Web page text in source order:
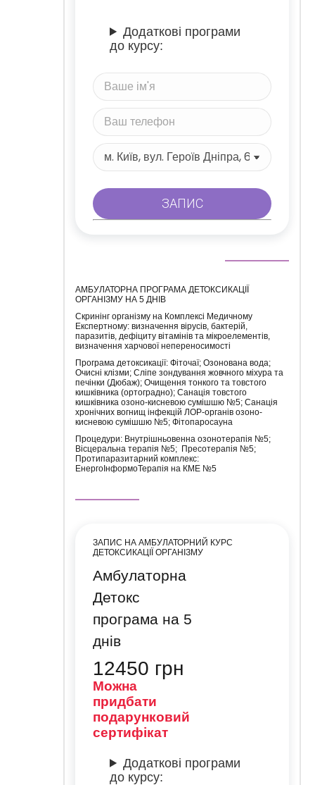
Додаткові програми
до курсу:
АМБУЛАТОРНА ПРОГРАМА ДЕТОКСИКАЦІЇ
ОРГАНІЗМУ НА 5 ДНІВ
Скринінг організму на Комплексі Медичному
Експертному: визначення вірусів, бактерій,
паразитів, дефіциту вітамінів та мікроелементів,
визначення харчової непереносимості
Програма детоксикації: Фіточаї; Озонована вода;
Очисні клізми; Сліпе зондування жовчного міхура та
печінки (Дюбаж); Очищення тонкого та товстого
кишківника (ортоградно); Санація товстого
кишківника озоно-кисневою сумішшю №5; Санація
хронічних вогнищ інфекцій ЛОР-органів озоно-
кисневою сумішшю №5; Фітопаросауна
Процедури: Внутрішньовенна озонотерапія №5;
Вісцеральна терапія №5; Пресотерапія №5;
Протипаразитарний комплекс:
ЕнергоІнформоТерапія на КМЕ №5
ЗАПИС НА АМБУЛАТОРНИЙ КУРС
ДЕТОКСИКАЦІЇ ОРГАНІЗМУ
Амбулаторна
Детокс
програма на 5
днів
12450 грн
Можна
придбати
подарунковий
сертифікат
Додаткові програми
до курсу: